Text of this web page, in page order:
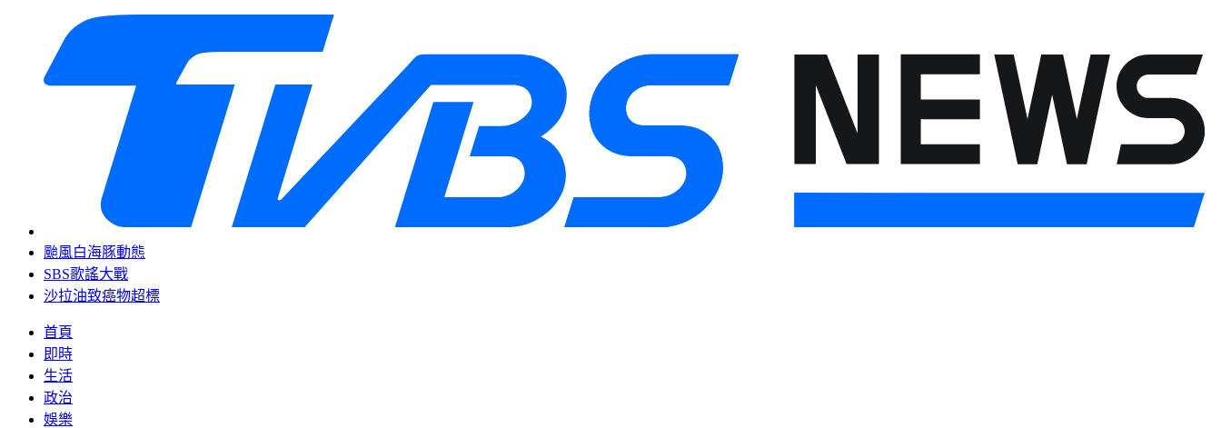
颱風白海豚動態
SBS歌謠大戰
沙拉油致癌物超標
首頁
即時
生活
政治
娛樂